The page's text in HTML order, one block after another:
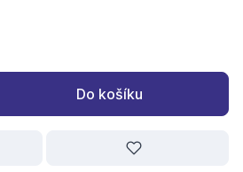
souprava vaničková, chrom
Odtoková souprava vaničková,
Do košíku